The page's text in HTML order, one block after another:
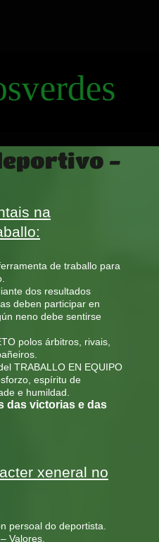
-
na
de traballo para
dos resultados
deben participar en
neno debe sentirse
polos árbitros, rivais,
TRABALLO EN EQUIPO
espíritu de
e humildad.
das victorias e das
xeneral no
persoal do deportista.
Valores.